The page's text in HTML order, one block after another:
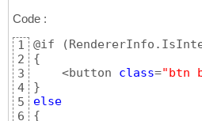
Code :
1
2
3
4
5
6
@if (
{
    <button
class="btn
}
else
{